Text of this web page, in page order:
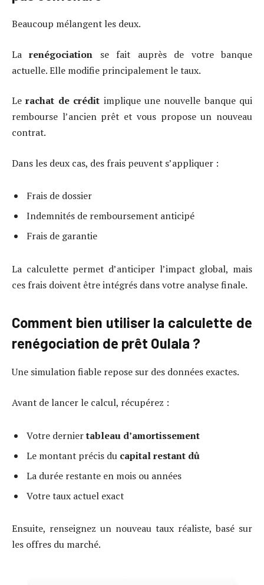
Beaucoup mélangent les deux.
Larenégociation se fait auprès de votre banque
actuelle. Elle modifie principalement le taux.
Lerachat de crédit implique une nouvelle banque qui
rembourse l’ancien prêt et vous propose un nouveau
contrat.
Dans les deux cas, des frais peuvent s’appliquer :
Frais de dossier
Indemnités de remboursement anticipé
Frais de garantie
La calculette permet d’anticiper l’impact global, mais
ces frais doivent être intégrés dans votre analyse finale.
Comment bien utiliser la calculette de
renégociation de prêt Oulala ?
Une simulation fiable repose sur des données exactes.
Avant de lancer le calcul, récupérez :
Votre derniertableau d’amortissement
Le montant précis du capital restant dû
La durée restante en mois ou années
Votre taux actuel exact
Ensuite, renseignez un nouveau taux réaliste, basé sur
les offres du marché.